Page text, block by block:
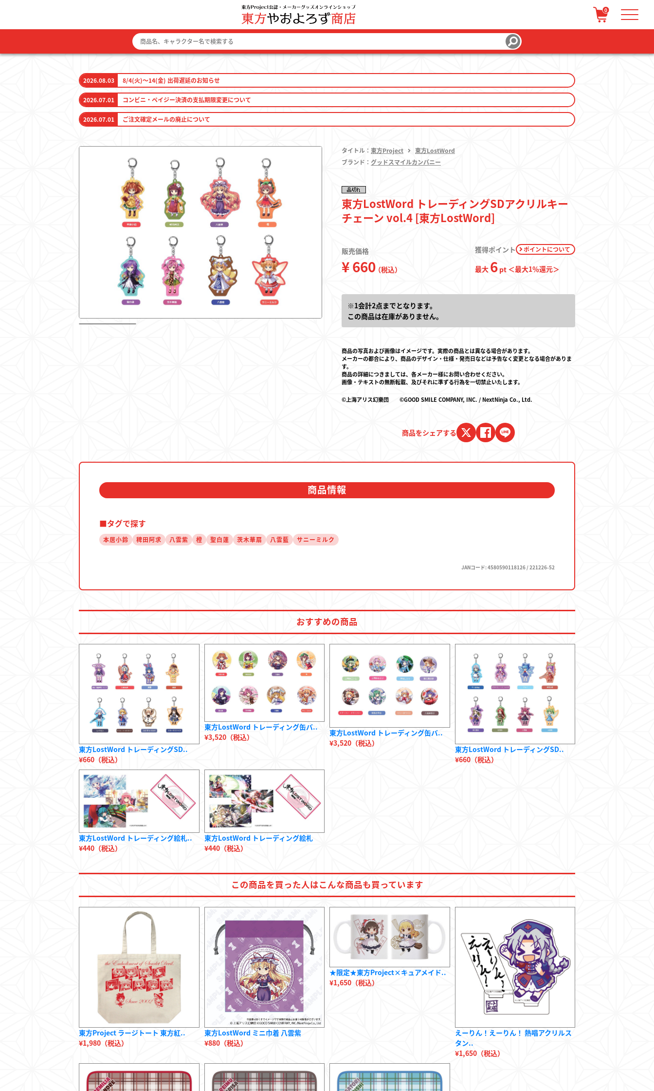
0
ログイン / 会員登録 カートを見る
ファッション
生活雑貨
トレーディングカード
フィギュア
東方やおよろず商店とは
決済・配送
お問い合わせ
2026.08.03 8/4(火)～14(金) 出荷遅延のお知らせ
2026.07.01 コンビニ・ペイジー決済の支払期限変更について
2026.07.01 ご注文確定メールの廃止について
タイトル： 東方Project
東方LostWord
ブランド： グッドスマイルカンパニー
東方LostWord トレーディングSDアクリルキー
チェーン vol.4 [東方LostWord]
販売価格
¥ 660（税込）
獲得ポイント ポイントについて
最大 6 pt ＜最大1％還元＞
※1会計2点までとなります。
この商品は在庫がありません。
商品の写真および画像はイメージです。実際の商品とは異なる場合があります。
メーカーの都合により、商品のデザイン・仕様・発売日などは予告なく変更となる場合がありま
す。
商品の詳細につきましては、各メーカー様にお問い合わせください。
画像・テキストの無断転載、及びそれに準ずる行為を一切禁止いたします。
©上海アリス幻樂団 ©GOOD SMILE COMPANY, INC. / NextNinja Co., Ltd.
商品をシェアする
商品情報
■タグで探す
本居小鈴 稗田阿求 八雲紫 橙 聖白蓮 茨木華扇 八雲藍 サニーミルク
JANコード: 4580590118126 / 221226-52
おすすめの商品
東方LostWord トレーディングSD..
¥660（税込）
東方LostWord トレーディング缶バ..
¥3,520（税込）
東方LostWord トレーディング缶バ..
¥3,520（税込）
東方LostWord トレーディングSD..
¥660（税込）
東方LostWord トレーディング絵札..
¥440（税込）
東方LostWord トレーディング絵札
¥440（税込）
この商品を買った人はこんな商品も買っています
東方Project ラージトート 東方紅..
¥1,980（税込）
東方LostWord ミニ巾着 八雲紫
¥880（税込）
★限定★東方Project×キュアメイド..
¥1,650（税込）
えーりん！えーりん！ 熱唱アクリルス
タン..
¥1,650（税込）